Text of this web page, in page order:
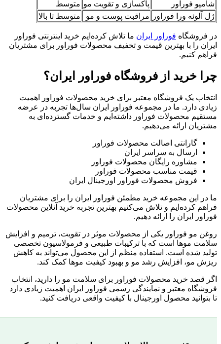
شامپو فوراور
پاکسازی و تقویت مو متوسط
ژل آلوئه ورا فوراور
مراقبت پوست و مو متوسط تا بالا
در فروشگاه فوراور ایران ما تلاش کرده‌ایم خرید اینترنتی فوراور
ایران را با بهترین قیمت و تخفیف محصولات فوراور برای مشتریان
فراهم کنیم.
چرا خرید از فروشگاه فوراور ایران؟
انتخاب یک فروشگاه معتبر برای خرید محصولات فوراور اهمیت
زیادی دارد. ما در مجموعه فوراور ایران سال‌ها تجربه در عرضه
مستقیم محصولات فوراور داشته‌ایم و خدمات گسترده‌ای به
مشتریان ارائه می‌دهیم.
گارانتی اصالت محصولات فوراور
ارسال به سراسر ایران
مشاوره رایگان محصولات فوراور
قیمت مناسب محصولات فوراور
فروش محصولات فوراور اورجینال ایران
ما در این مجموعه خرید مطمئن فوراور ایران را برای مشتریان
فراهم کرده‌ایم و تلاش می‌کنیم بهترین تجربه خرید آنلاین محصولات
فوراور ایران را ارائه دهیم.
روغن مو فوراور یکی از محصولات موثر در تقویت، ترمیم و افزایش
سلامت موها است که با ترکیبات طبیعی و فرمولاسیون تخصصی
تولید شده است. استفاده منظم از این محصول می‌تواند به کاهش
ریزش مو، افزایش رشد مو و بهبود کیفیت موها کمک کند.
اگر قصد خرید محصولات فوراور برای سلامت مو را دارید، انتخاب
فروشگاه معتبر و نمایندگی رسمی فوراور ایران اهمیت زیادی دارد
تا بتوانید محصول اورجینال با کیفیت واقعی دریافت کنید.